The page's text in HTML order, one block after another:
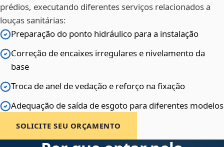
prédios, executando diferentes serviços relacionados a
louças sanitárias:
Preparação do ponto hidráulico para a instalação
Correção de encaixes irregulares e nivelamento da
base
Troca de anel de vedação e reforço na fixação
Adequação de saída de esgoto para diferentes modelos
SOLICITE SEU ORÇAMENTO